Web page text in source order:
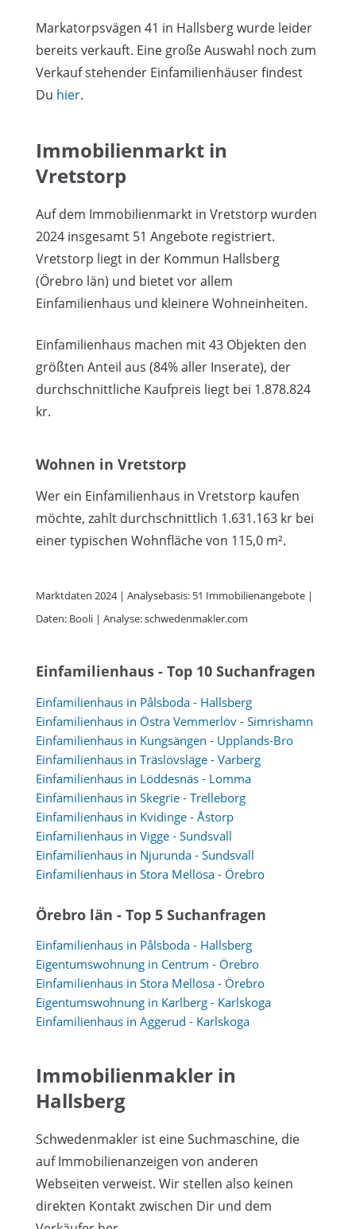
Markatorpsvägen 41 in Hallsberg wurde leider
bereits verkauft. Eine große Auswahl noch zum
Verkauf stehender Einfamilienhäuser findest
Du hier.
Immobilienmarkt in
Vretstorp
Auf dem Immobilienmarkt in Vretstorp wurden
2024 insgesamt 51 Angebote registriert.
Vretstorp liegt in der Kommun Hallsberg
(Örebro län) und bietet vor allem
Einfamilienhaus und kleinere Wohneinheiten.
Einfamilienhaus machen mit 43 Objekten den
größten Anteil aus (84% aller Inserate), der
durchschnittliche Kaufpreis liegt bei 1.878.824
kr.
Wohnen in Vretstorp
Wer ein Einfamilienhaus in Vretstorp kaufen
möchte, zahlt durchschnittlich 1.631.163 kr bei
einer typischen Wohnfläche von 115,0 m².
Marktdaten 2024 | Analysebasis: 51 Immobilienangebote |
Daten: Booli | Analyse: schwedenmakler.com
Einfamilienhaus - Top 10 Suchanfragen
Einfamilienhaus in Pålsboda - Hallsberg
Einfamilienhaus in Östra Vemmerlöv - Simrishamn
Einfamilienhaus in Kungsängen - Upplands-Bro
Einfamilienhaus in Träslövsläge - Varberg
Einfamilienhaus in Löddesnäs - Lomma
Einfamilienhaus in Skegrie - Trelleborg
Einfamilienhaus in Kvidinge - Åstorp
Einfamilienhaus in Vigge - Sundsvall
Einfamilienhaus in Njurunda - Sundsvall
Einfamilienhaus in Stora Mellösa - Örebro
Örebro län - Top 5 Suchanfragen
Einfamilienhaus in Pålsboda - Hallsberg
Eigentumswohnung in Centrum - Örebro
Einfamilienhaus in Stora Mellösa - Örebro
Eigentumswohnung in Karlberg - Karlskoga
Einfamilienhaus in Aggerud - Karlskoga
Immobilienmakler in
Hallsberg
Schwedenmakler ist eine Suchmaschine, die
auf Immobilienanzeigen von anderen
Webseiten verweist. Wir stellen also keinen
direkten Kontakt zwischen Dir und dem